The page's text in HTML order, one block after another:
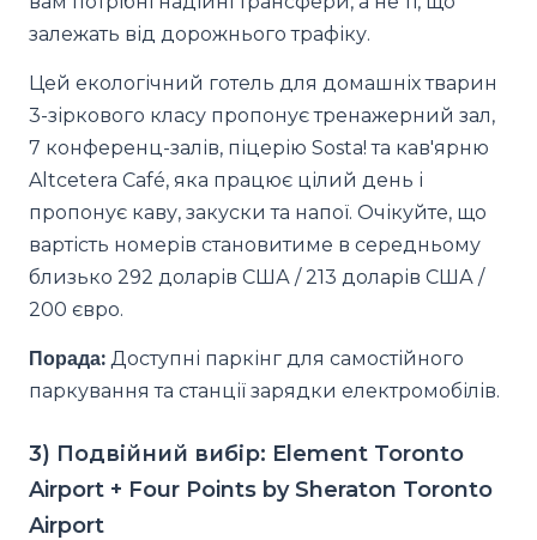
залежать від дорожнього трафіку.
Цей екологічний готель для домашніх тварин
3-зіркового класу пропонує тренажерний зал,
7 конференц-залів, піцерію Sosta! та кав'ярню
Altcetera Café, яка працює цілий день і
пропонує каву, закуски та напої. Очікуйте, що
вартість номерів становитиме в середньому
близько 292 доларів США / 213 доларів США /
200 євро.
Порада: Доступні паркінг для самостійного
паркування та станції зарядки електромобілів.
3) Подвійний вибір: Element Toronto
Airport + Four Points by Sheraton Toronto
Airport